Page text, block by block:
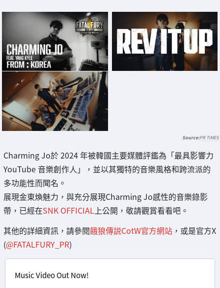
PR TIMES
Charming Jo於 2024 年被韓國主要媒體評鑑為「最具影響力
YouTube 音樂創作人」，並以其獨特的音樂風格和跨流派的
多功能性而聞名。
展現金東煥魅力，與充分展現Charming Jo感性的音樂錄影
帶，已經在SNK OFFICIAL上公開，敬請觀賞看看吧。
其他的詳細資訊，請參閱餓狼傳説CotW官方網站 ，或是官方X
(@FATALFURY_PR)
Music Video Out Now!